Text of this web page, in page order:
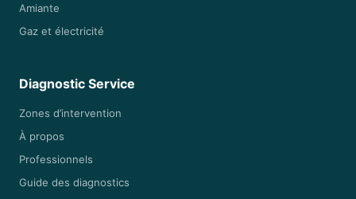
Amiante
Gaz et électricité
Diagnostic Service
Zones d’intervention
À propos
Professionnels
Guide des diagnostics